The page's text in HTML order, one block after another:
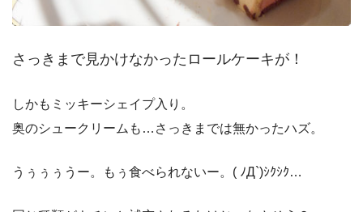
さっきまで見かけなかったロールケーキが！
しかもミッキーシェイプ入り。
奥のシュークリームも…さっきまでは無かったハズ。
うぅぅぅうー。もぅ食べられないー。( ﾉД`)ｼｸｼｸ…